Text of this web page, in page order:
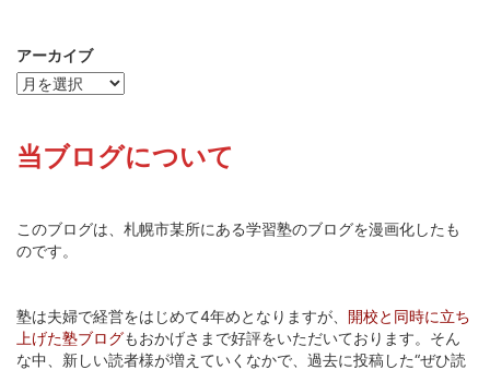
アーカイブ
当ブログについて
このブログは、札幌市某所にある学習塾のブログを漫画化したも
のです。
塾は夫婦で経営をはじめて4年めとなりますが、 開校と同時に立ち
上げた塾ブログもおかげさまで好評をいただいております。そん
な中、新しい読者様が増えていくなかで、過去に投稿した“ぜひ読